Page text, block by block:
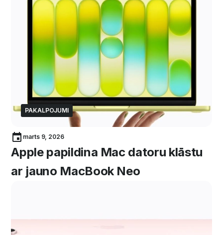
PAKALPOJUMI
marts 9, 2026
Apple papildina Mac datoru klāstu
ar jauno MacBook Neo